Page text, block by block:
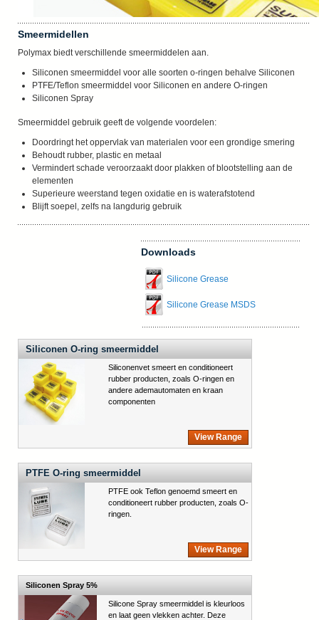
Smeermidellen
Polymax biedt verschillende smeermiddelen aan.
Siliconen smeermiddel voor alle soorten o-ringen behalve Siliconen
PTFE/Teflon smeermiddel voor Siliconen en andere O-ringen
Siliconen Spray
Smeermiddel gebruik geeft de volgende voordelen:
Doordringt het oppervlak van materialen voor een grondige smering
Behoudt rubber, plastic en metaal
Vermindert schade veroorzaakt door plakken of blootstelling aan de
elementen
Superieure weerstand tegen oxidatie en is waterafstotend
Blijft soepel, zelfs na langdurig gebruik
Downloads
Silicone Grease
Silicone Grease MSDS
Siliconen O-ring smeermiddel
Siliconenvet smeert en conditioneert
rubber producten, zoals O-ringen en
andere ademautomaten en kraan
componenten
View Range
PTFE O-ring smeermiddel
PTFE ook Teflon genoemd smeert en
conditioneert rubber producten, zoals O-
ringen.
View Range
Siliconen Spray 5%
Silicone Spray smeermiddel is kleurloos
en laat geen vlekken achter. Deze